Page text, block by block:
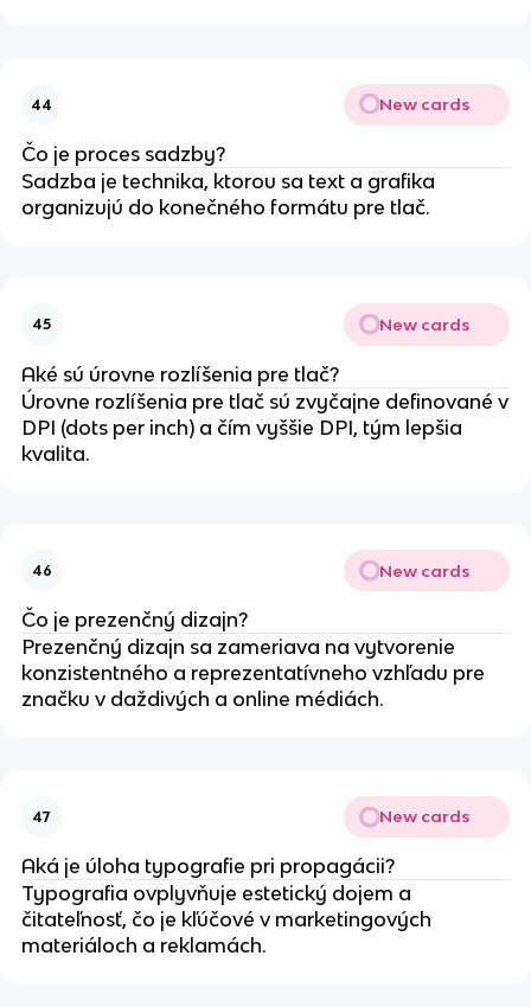
44 New cards
Čo je proces sadzby?
Sadzba je technika, ktorou sa text a grafika
organizujú do konečného formátu pre tlač.
45 New cards
Aké sú úrovne rozlíšenia pre tlač?
Úrovne rozlíšenia pre tlač sú zvyčajne definované v
DPI (dots per inch) a čím vyššie DPI, tým lepšia
kvalita.
46 New cards
Čo je prezenčný dizajn?
Prezenčný dizajn sa zameriava na vytvorenie
konzistentného a reprezentatívneho vzhľadu pre
značku v daždivých a online médiách.
47 New cards
Aká je úloha typografie pri propagácii?
Typografia ovplyvňuje estetický dojem a
čitateľnosť, čo je kľúčové v marketingových
materiáloch a reklamách.